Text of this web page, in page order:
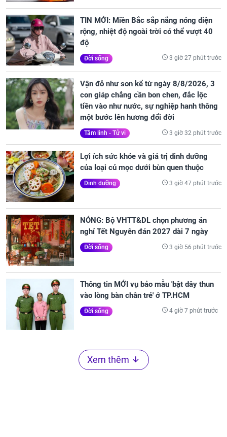
TIN MỚI: Miền Bắc sắp nắng nóng diện
rộng, nhiệt độ ngoài trời có thể vượt 40
độ
Đời sống 3 giờ 27 phút trước
Vận đỏ như son kể từ ngày 8/8/2026, 3
con giáp chẳng cần bon chen, đắc lộc
tiền vào như nước, sự nghiệp hanh thông
một bước lên hương đổi đời
Tâm linh - Tử vi 3 giờ 32 phút trước
Lợi ích sức khỏe và giá trị dinh dưỡng
của loại củ mọc dưới bùn quen thuộc
Dinh dưỡng 3 giờ 47 phút trước
NÓNG: Bộ VHTT&DL chọn phương án
nghỉ Tết Nguyên đán 2027 dài 7 ngày
Đời sống 3 giờ 56 phút trước
Thông tin MỚI vụ bảo mẫu 'bật dây thun
vào lòng bàn chân trẻ' ở TP.HCM
Đời sống 4 giờ 7 phút trước
Xem thêm